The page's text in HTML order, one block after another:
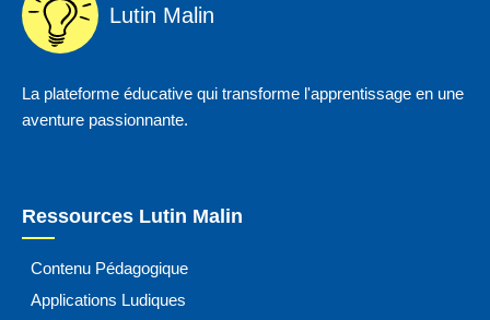
Lutin Malin
La plateforme éducative qui transforme l'apprentissage en une
aventure passionnante.
Ressources Lutin Malin
Contenu Pédagogique
Applications Ludiques